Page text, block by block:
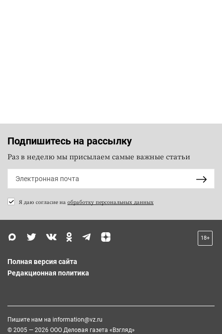
Подпишитесь на рассылку
Раз в неделю мы присылаем самые важные статьи
Я даю согласие на обработку персональных данных
18+
Полная версия сайта
Редакционная политика
Пишите нам на information@vz.ru
© 2005 — 2026 ООО Деловая газета «Взгляд»